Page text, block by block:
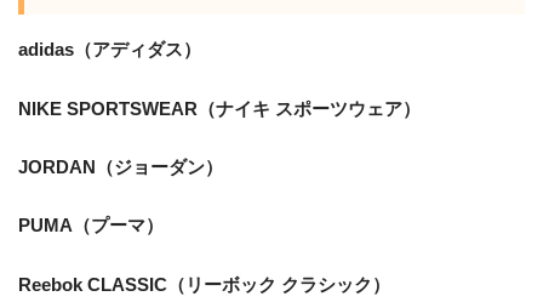
adidas（アディダス）
NIKE SPORTSWEAR（ナイキ スポーツウェア）
JORDAN（ジョーダン）
PUMA（プーマ）
Reebok CLASSIC（リーボック クラシック）